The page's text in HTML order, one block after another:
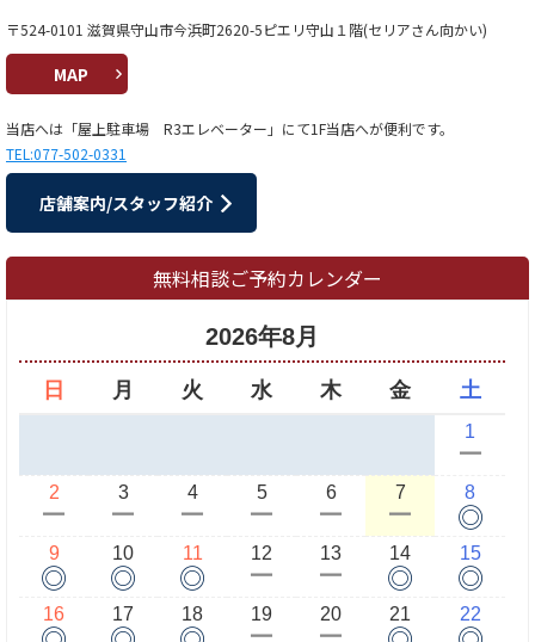
〒524-0101 滋賀県守山市今浜町2620-5ピエリ守山１階(セリアさん向かい)
MAP
当店へは「屋上駐車場 R3エレベーター」にて1F当店へが便利です。
TEL:077-502-0331
店舗案内/スタッフ紹介
無料相談ご予約カレンダー
2026年8月
日 月 火 水 木 金 土
1
ー
2
ー
3
ー
4
ー
5
ー
6
ー
7
ー
8
◎
9
◎
10
◎
11
◎
12
ー
13
ー
14
◎
15
◎
16 17 18 19 20 21 22